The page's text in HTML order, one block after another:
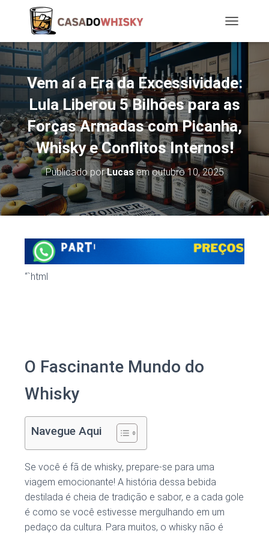
O
L
E
A
V
I
G
A
O
N
Vem aí a Era da Excessividade:
Lula Liberou 5 Bilhões para as
Forças Armadas com Picanha,
Whisky e Conflitos Internos!
Publicado porLucasem outubro 10, 2025
“`html
O Fascinante Mundo do
Whisky
Navegue Aqui
Se você é fã de whisky, prepare-se para uma
viagem emocionante! A história dessa bebida
destilada é cheia de tradição e sabor, e a cada gole
é como se você estivesse mergulhando em um
pedaço da cultura. Para muitos, o whisky não é